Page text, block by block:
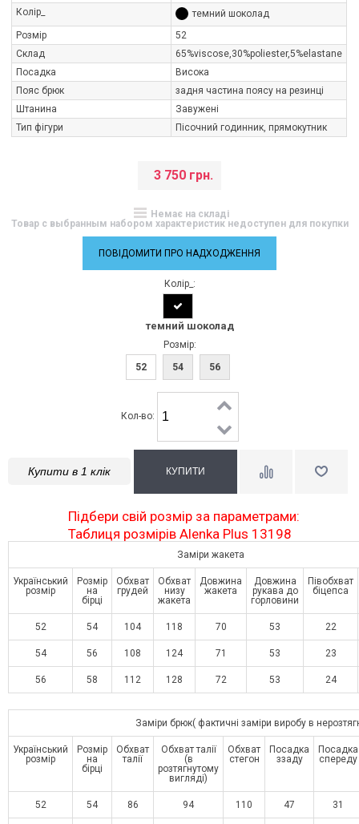
Колір_
темний шоколад
Розмір
52
Склад
65%viscose,30%poliester,5%elastane
Посадка
Висока
Пояс брюк
задня частина поясу на резинці
Штанина
Завужені
Тип фігури
Пісочний годинник, прямокутник
3 750 грн.
Немає на складі
Товар с выбранным набором характеристик недоступен для покупки
ПОВІДОМИТИ ПРО НАДХОДЖЕННЯ
Колір_:
темний шоколад
Розмір:
52
54 56
Кол-во:
Купити в 1 клік
Підбери свій розмір за параметрами:
Таблиця розмірів Alenka Plus 13198
Заміри жакета
Український
розмір
Розмір
на
бірці
Обхват
грудей
Обхват
низу
жакета
Довжина
жакета
Довжина
рукава до
горловини
Півобхват
біцепса
52 54 104 118 70 53 22
54 56 108 124 71 53 23
56 58 112 128 72 53 24
Заміри брюк( фактичні заміри виробу в
Український
розмір
Розмір
на
бірці
Обхват
талії
Обхват талії
(в
розтягнутому
вигляді)
Обхват
стегон
Посадка
ззаду
Посадка
спереду
52 54 86 94 110 47 31